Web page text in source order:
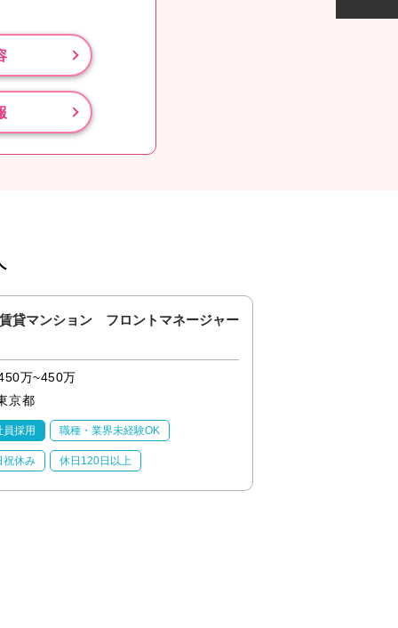
貸マンション フロントマネージャー
万~450万
京都
員採用 職種・業界未経験OK
祝休み 休日120日以上
業20時間以内